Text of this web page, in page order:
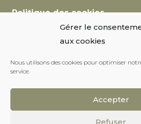
Gérer le
aux cookies
Nous utilisons des cookies pour optimiser
service.
Accepter
Refuser
Politique des cookies
ATELIER PUR
Téléphone :
03 20 06 13 10
Conseillère en Nutrition
Nutrithérapieformée au